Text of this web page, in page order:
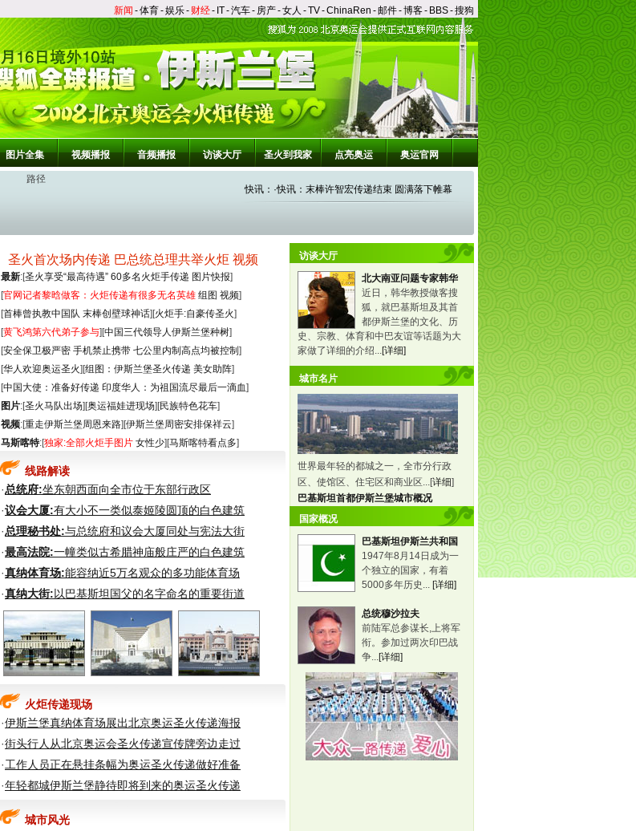
新闻 -体育-娱乐- 财经- IT-汽车- 房产-女人 -TV-ChinaRen -邮件-博客- BBS-搜狗
图片全集 视频播报 音频播报 访谈大厅 圣火到我家 点亮奥运 奥运官网
路径
快讯 ： ·快讯：最后一棒火炬手许智宏开始传递
·快讯：圣火抵达传递最后一站101中学
(08/08 12:15) ★★
快讯：经济开发区传递结束 圣火赴终点101中
学
(08/08 11:20) ★★
快讯：北京第三日传递经济技术开发区路段开
始
(08/08 10:53) ★★
快讯：大兴区传递结束 圣火转场亦庄开发区
(08/08 10:06) ★★
快讯：国际超模杜鹃高举圣火参与传递
快讯：著名主持人刘元元高举圣火参与传递
(08/08 09:53) ★★
快讯：雅典“火炬老人”之子那和利传递圣火
(08/08 09:43) ★★
快讯：大兴区传递开始 代区长李长友领跑首棒
(08/08 09:35) ★★
快讯：门头沟区传递结束 圣火将转场大兴区
快讯：原女足国脚任丽萍高举圣火参与传递
(08/08 08:49) ★★
快讯：门头沟区传递开始 区长刘云广领跑首棒
快讯：房山区传递结束 圣火将转场门头沟区
(08/08 07:18) ★★
快讯：北京第三日传递开始 冯巩领跑首棒
(08/08 07:04) ★★
快讯：北京第三日传递在周口店举行起跑仪式
(08/07 21:25) ★★★
快讯：宋祖英点燃圣火盆 今日传递圆满结束
(08/07 18:13) ★★
快讯：今日末棒火炬手宋祖英开始传递
(08/07 18:11) ★★
快讯：圣火抵达地坛公园 桑兰传递圣火
(08/07 18:10) ★★
快讯：通州段传递结束 圣火将赴地坛
(08/07 17:33) ★★
快讯：通州段传递开始 圣火京内首次水上传递
(08/07 17:08) ★★
圣火首次场内传递 巴总统总理共举火炬 视频
最新:[圣火享受“最高待遇” 60多名火炬手传递 图片快报]
[官网记者黎晗做客：火炬传递有很多无名英雄 组图 视频]
[首棒曾执教中国队 末棒创壁球神话][火炬手:自豪传圣火]
[黄飞鸿第六代弟子参与][中国三代领导人伊斯兰堡种树]
[安全保卫极严密 手机禁止携带 七公里内制高点均被控制 ]
[华人欢迎奥运圣火][组图：伊斯兰堡圣火传递 美女助阵]
[中国大使：准备好传递 印度华人：为祖国流尽最后一滴血]
图片:[圣火马队出场][奥运福娃进现场][民族特色花车]
视频:[重走伊斯兰堡周恩来路][伊斯兰堡周密安排保祥云]
马斯喀特:[独家:全部火炬手图片 女性少][马斯喀特看点多]
线路解读
·总统府:坐东朝西面向全市位于东部行政区
·议会大厦:有大小不一类似泰姬陵圆顶的白色建筑
·总理秘书处:与总统府和议会大厦同处与宪法大街
·最高法院:一幢类似古希腊神庙般庄严的白色建筑
·真纳体育场:能容纳近5万名观众的多功能体育场
·真纳大街:以巴基斯坦国父的名字命名的重要街道
火炬传递现场
·伊斯兰堡真纳体育场展出北京奥运圣火传递海报
·街头行人从北京奥运会圣火传递宣传牌旁边走过
·工作人员正在悬挂条幅为奥运圣火传递做好准备
·年轻都城伊斯兰堡静待即将到来的奥运圣火传递
城市风光
访谈大厅
北大南亚问题专家韩华
近日，韩华教授做客搜
狐，就巴基斯坦及其首
都伊斯兰堡的文化、历
史、宗教、体育和中巴友谊等话题为大
家做了详细的介绍...[详细]
城市名片
世界最年轻的都城之一，全市分行政
区、使馆区、住宅区和商业区...[详细]
巴基斯坦首都伊斯兰堡城市概况
国家概况
巴基斯坦伊斯兰共和国
1947年8月14日成为一
个独立的国家，有着
5000多年历史... [详细]
总统穆沙拉夫
前陆军总参谋长,上将军
衔。参加过两次印巴战
争...[详细]